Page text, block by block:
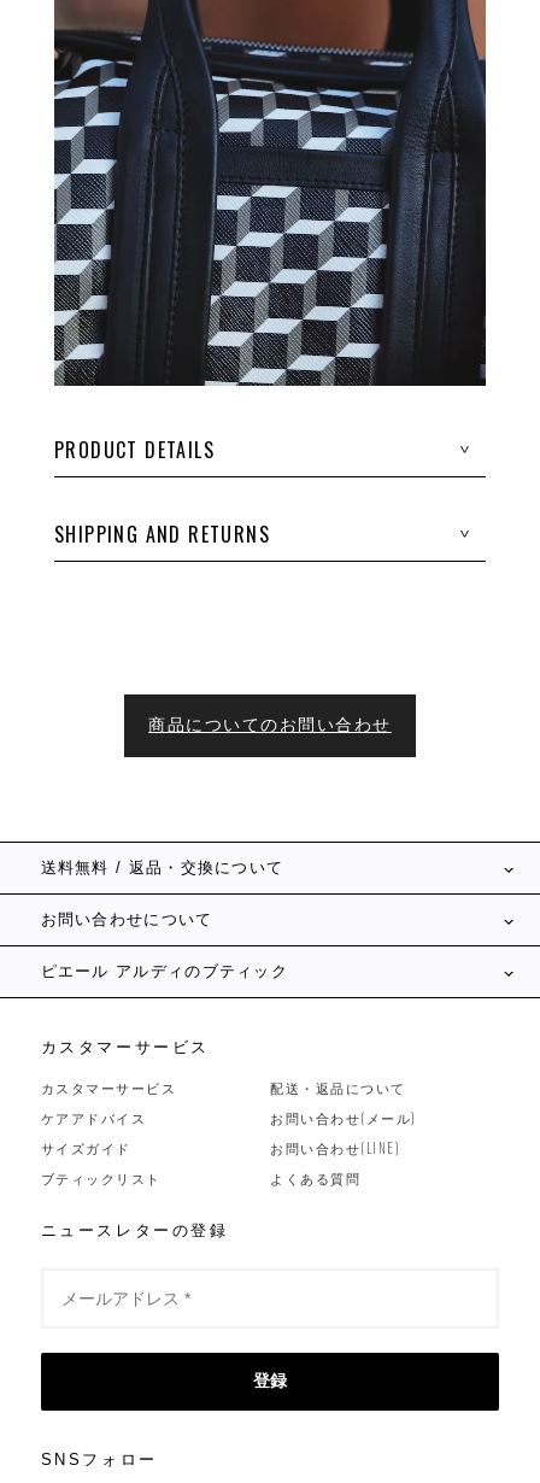
PRODUCT DETAILS >
SHIPPING AND RETURNS >
商品についてのお問い合わせ
送料無料 / 返品・交換について
お問い合わせについて
ピエール アルディのブティック
カスタマーサービス
カスタマーサービス
配送・返品について
ケアアドバイス
お問い合わせ(メール)
サイズガイド
お問い合わせ(LINE)
ブティックリスト
よくある質問
ニュースレターの登録
登録
SNSフォロー